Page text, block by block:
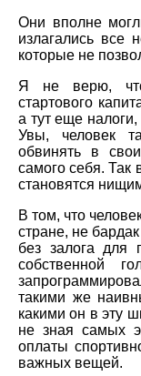
Они вполне
излагались все
которые не
Я не верю,
стартового
а тут еще
Увы, человек
обвинять в
самого себя. Так
становятся
В том, что
стране, не
без залога для
собственной
такими же
какими он в эту
не зная самых
оплаты
важных вещей.